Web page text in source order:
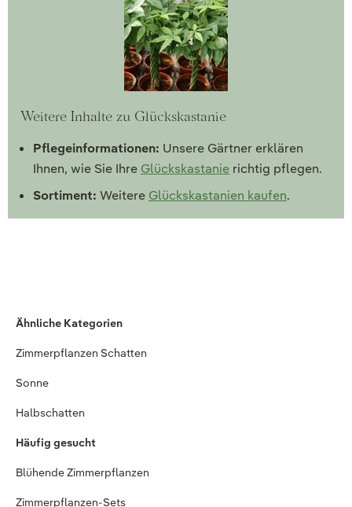
Weitere Inhalte zu Glückskastanie
Pflegeinformationen: Unsere Gärtner erklären
Ihnen, wie Sie Ihre Glückskastanie richtig pflegen.
Sortiment: Weitere Glückskastanien kaufen.
Ähnliche Kategorien
Zimmerpflanzen Schatten
Sonne
Halbschatten
Häufig gesucht
Blühende Zimmerpflanzen
Zimmerpflanzen-Sets